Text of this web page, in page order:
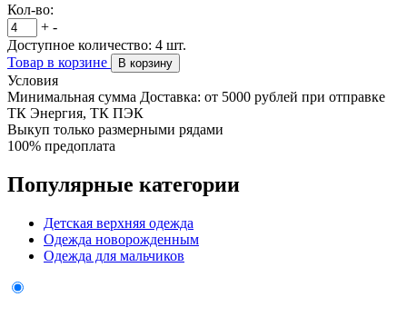
Кол-во:
+ -
Доступное количество: 4 шт.
Товар в корзине
В корзину
Условия
Минимальная сумма Доставка: от 5000 рублей при отправке
ТК Энергия, ТК ПЭК
Выкуп только размерными рядами
100% предоплата
Популярные категории
Детская верхняя одежда
Одежда новорожденным
Одежда для мальчиков